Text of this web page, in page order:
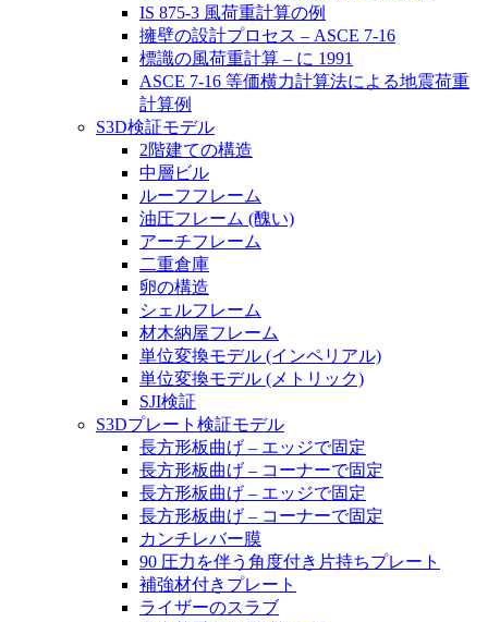
IS 875-3 風荷重計算の例
擁壁の設計プロセス – ASCE 7-16
標識の風荷重計算 – に 1991
ASCE 7-16 等価横力計算法による地震荷重
計算例
S3D検証モデル
2階建ての構造
中層ビル
ルーフフレーム
油圧フレーム (醜い)
アーチフレーム
二重倉庫
卵の構造
シェルフレーム
材木納屋フレーム
単位変換モデル (インペリアル)
単位変換モデル (メトリック)
SJI検証
S3Dプレート検証モデル
長方形板曲げ – エッジで固定
長方形板曲げ – コーナーで固定
長方形板曲げ – エッジで固定
長方形板曲げ – コーナーで固定
カンチレバー膜
90 圧力を伴う角度付き片持ちプレート
補強材付きプレート
ライザーのスラブ